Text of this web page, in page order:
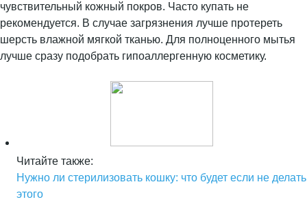
чувствительный кожный покров. Часто купать не
рекомендуется. В случае загрязнения лучше протереть
шерсть влажной мягкой тканью. Для полноценного мытья
лучше сразу подобрать гипоаллергенную косметику.
Читайте также:
Нужно ли стерилизовать кошку: что будет если не делать
этого